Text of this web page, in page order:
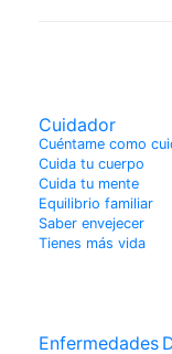
Cuidador
Cuéntame como
Cuida tu cuerpo
Cuida tu mente
Equilibrio familiar
Saber envejecer
Tienes más vida
Enfermedades